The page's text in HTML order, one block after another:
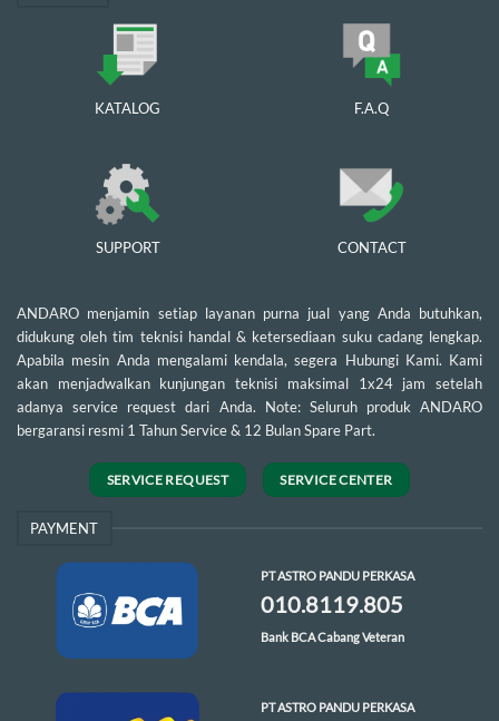
KATALOG F.A.Q
SUPPORT CONTACT
ANDARO menjamin setiap layanan purna jual yang Anda butuhkan,
didukung oleh tim teknisi handal & ketersediaan suku cadang lengkap.
Apabila mesin Anda mengalami kendala, segera Hubungi Kami. Kami
akan menjadwalkan kunjungan teknisi maksimal 1x24 jam setelah
adanya service request dari Anda. Note: Seluruh produk ANDARO
bergaransi resmi 1 Tahun Service & 12 Bulan Spare Part.
SERVICE REQUEST SERVICE CENTER
PAYMENT
PT ASTRO PANDU PERKASA
010.8119.805
Bank BCA Cabang Veteran
PT ASTRO PANDU PERKASA